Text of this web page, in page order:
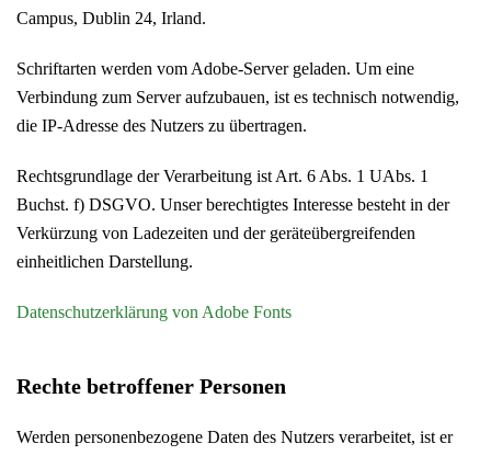
Campus, Dublin 24, Irland.
Schriftarten werden vom Adobe-Server geladen. Um eine
Verbindung zum Server aufzubauen, ist es technisch notwendig,
die IP-Adresse des Nutzers zu übertragen.
Rechtsgrundlage der Verarbeitung ist Art. 6 Abs. 1 UAbs. 1
Buchst. f) DSGVO. Unser berechtigtes Interesse besteht in der
Verkürzung von Ladezeiten und der geräteübergreifenden
einheitlichen Darstellung.
Datenschutzerklärung von Adobe Fonts
Rechte betroffener Personen
Werden personenbezogene Daten des Nutzers verarbeitet, ist er